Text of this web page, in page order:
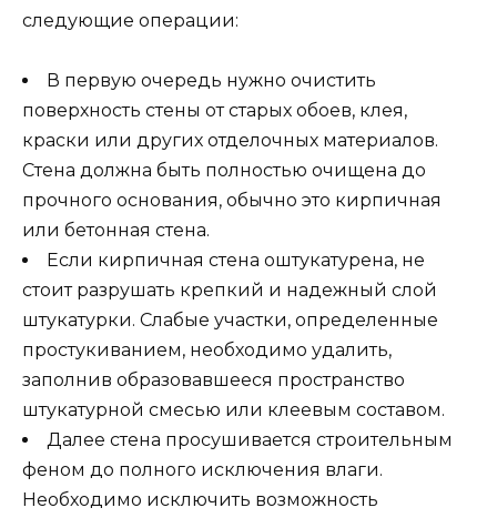
следующие операции:
В первую очередь нужно очистить
поверхность стены от старых обоев, клея,
краски или других отделочных материалов.
Стена должна быть полностью очищена до
прочного основания, обычно это кирпичная
или бетонная стена.
Если кирпичная стена оштукатурена, не
стоит разрушать крепкий и надежный слой
штукатурки. Слабые участки, определенные
простукиванием, необходимо удалить,
заполнив образовавшееся пространство
штукатурной смесью или клеевым составом.
Далее стена просушивается строительным
феном до полного исключения влаги.
Необходимо исключить возможность